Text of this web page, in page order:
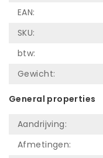
EAN:
SKU:
btw:
Gewicht:
General properties
Aandrijving:
Afmetingen: